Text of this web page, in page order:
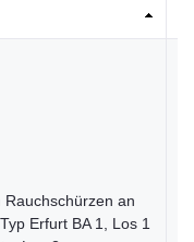
Rauchschürzen an
Erfurt BA 1, Los 1